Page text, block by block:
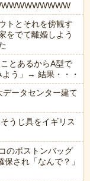
トとそれを傍観す
をでて離婚しよう
とあるからA型で
う」→ 結果・・・
ータセンター建て
うじ具をイギリス
のボストンバッグ
され「なんで？」